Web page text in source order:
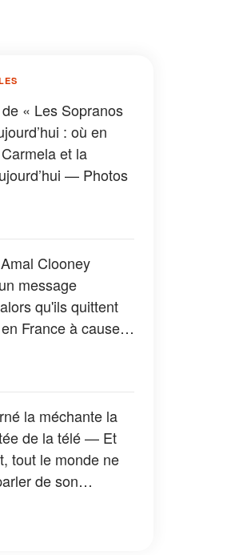
« Les Sopranos
: où en
et la
— Photos
Clooney
message
qu'ils quittent
France à cause
forêt — Tous les
la méchante la
de la télé — Et
tout le monde ne
de son
la nouvelle